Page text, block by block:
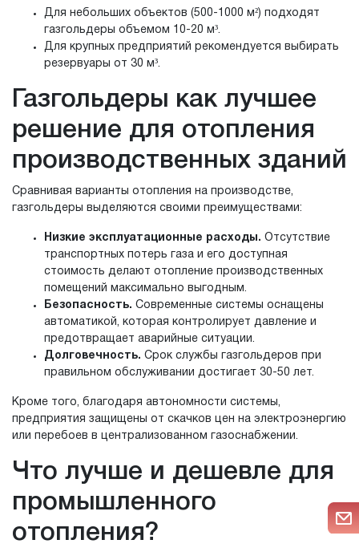
Для небольших объектов (500-1000 м²) подходят
газгольдеры объемом 10-20 м³.
Для крупных предприятий рекомендуется выбирать
резервуары от 30 м³.
Газгольдеры как лучшее
решение для отопления
производственных зданий
Сравнивая варианты отопления на производстве,
газгольдеры выделяются своими преимуществами:
Низкие эксплуатационные расходы. Отсутствие
транспортных потерь газа и его доступная
стоимость делают отопление производственных
помещений максимально выгодным.
Безопасность. Современные системы оснащены
автоматикой, которая контролирует давление и
предотвращает аварийные ситуации.
Долговечность. Срок службы газгольдеров при
правильном обслуживании достигает 30-50 лет.
Кроме того, благодаря автономности системы,
предприятия защищены от скачков цен на электроэнергию
или перебоев в централизованном газоснабжении.
Что лучше и дешевле для
промышленного
отопления?